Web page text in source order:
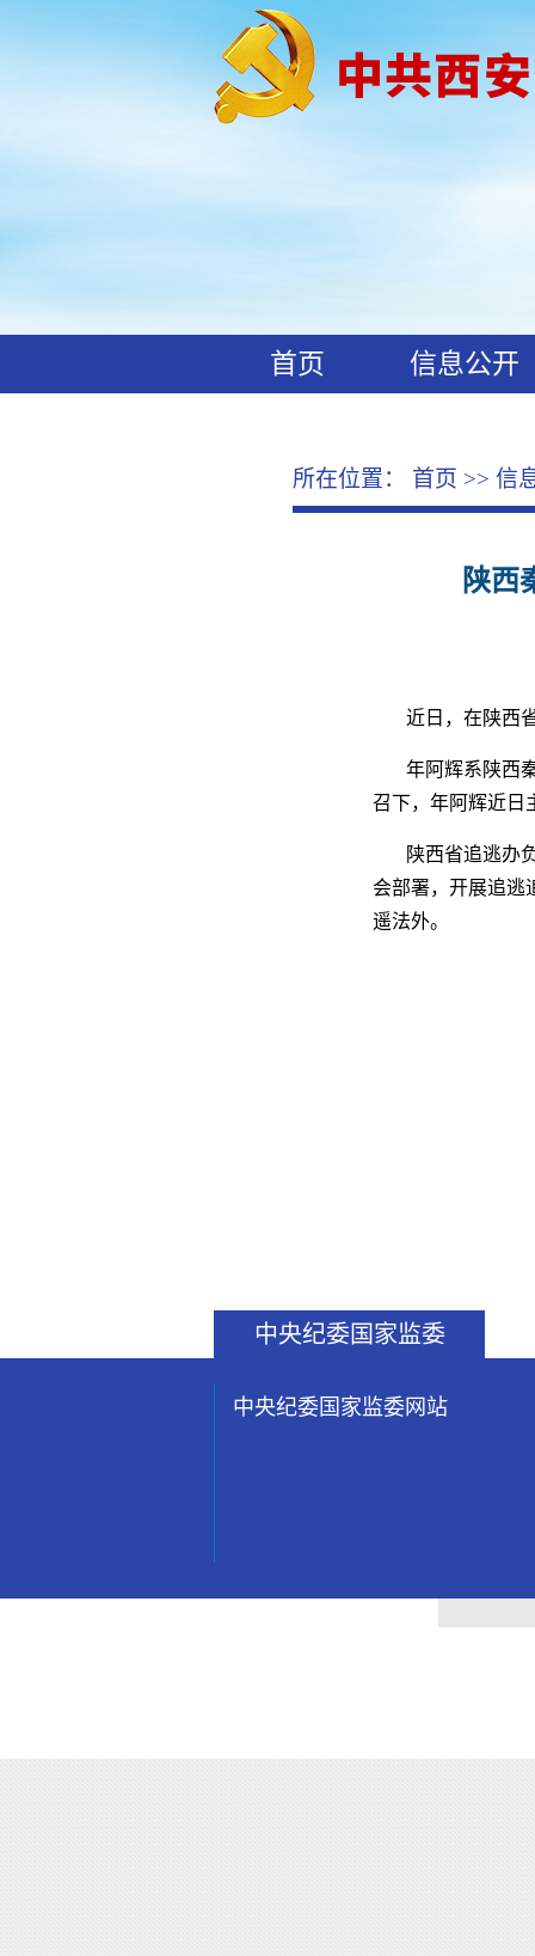
首页
信息公开
所在位置： 首页 >> 信
陕西
近日，在陕西
年阿辉系陕西
召下，年阿辉近日
陕西省追逃办
会部署，开展追逃
遥法外。
中央纪委国家监委
中央纪委国家监委网站